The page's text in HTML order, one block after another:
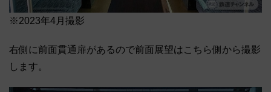
※2023年4月撮影
右側に前面貫通扉があるので前面展望はこちら側から撮影
します。